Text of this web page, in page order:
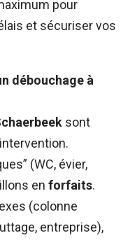
pour
et sécuriser vos
débouchage à
sont
(WC, évier,
en forfaits.
(colonne
entreprise),